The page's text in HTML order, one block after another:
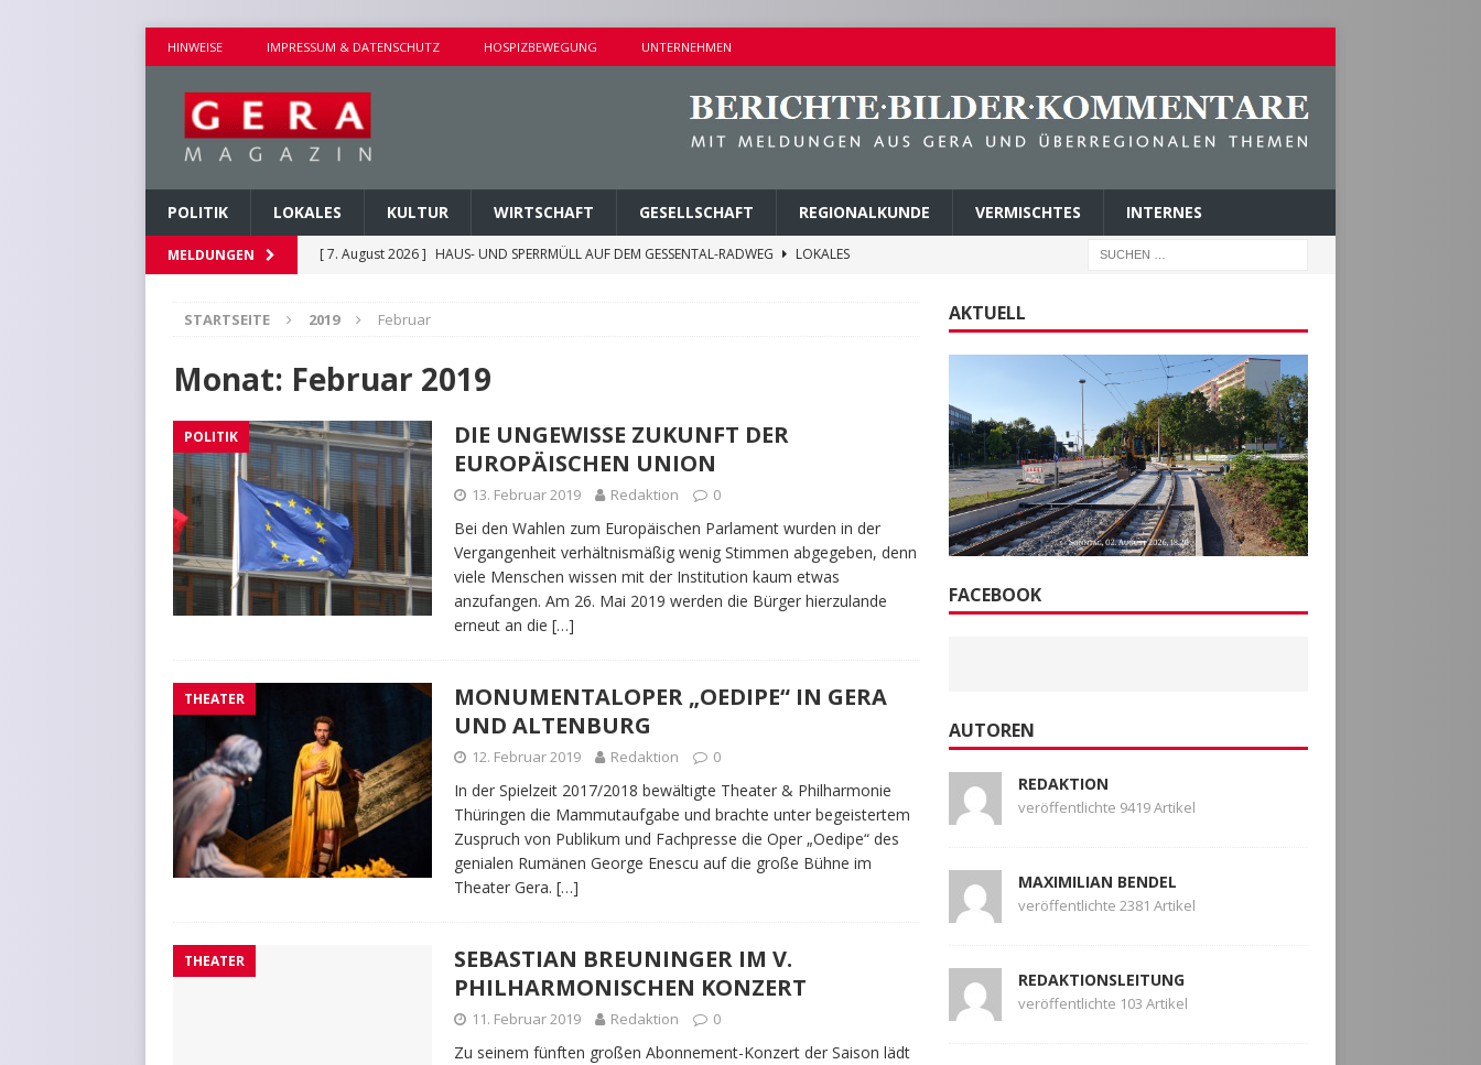
HINWEISE IMPRESSUM & DATENSCHUTZ HOSPIZBEWEGUNG UNTERNEHMEN
POLITIK LOKALES KULTUR WIRTSCHAFT GESELLSCHAFT REGIONALKUNDE VERMISCHTES INTERNES
MELDUNGEN [ 7. August 2026 ] HAUS- UND SPERRMÜLL AUF DEM GESSENTAL-RADWEG
LOKALES
[ 7. August 2026 ]
[ 7. August 2026 ] KEINE WEITEREN DETAILS BEKANNT
STARTSEITE 2019 Februar
Monat: Februar 2019
POLITIK
DIE UNGEWISSE ZUKUNFT DER
EUROPÄISCHEN UNION
13. Februar 2019 Redaktion 0
Bei den Wahlen zum Europäischen Parlament wurden in der
Vergangenheit verhältnismäßig wenig Stimmen abgegeben, denn
viele Menschen wissen mit der Institution kaum etwas
anzufangen. Am 26. Mai 2019 werden die Bürger hierzulande
erneut an die […]
THEATER
MONUMENTALOPER „OEDIPE“ IN GERA
UND ALTENBURG
12. Februar 2019 Redaktion 0
In der Spielzeit 2017/2018 bewältigte Theater & Philharmonie
Thüringen die Mammutaufgabe und brachte unter begeistertem
Zuspruch von Publikum und Fachpresse die Oper „Oedipe“ des
genialen Rumänen George Enescu auf die große Bühne im
Theater Gera. […]
THEATER
SEBASTIAN BREUNINGER IM V.
PHILHARMONISCHEN KONZERT
11. Februar 2019 Redaktion 0
Zu seinem fünften großen Abonnement-Konzert der Saison lädt
AKTUELL
FACEBOOK
AUTOREN
REDAKTION
veröffentlichte 9419 Artikel
MAXIMILIAN BENDEL
veröffentlichte 2381 Artikel
REDAKTIONSLEITUNG
veröffentlichte 103 Artikel